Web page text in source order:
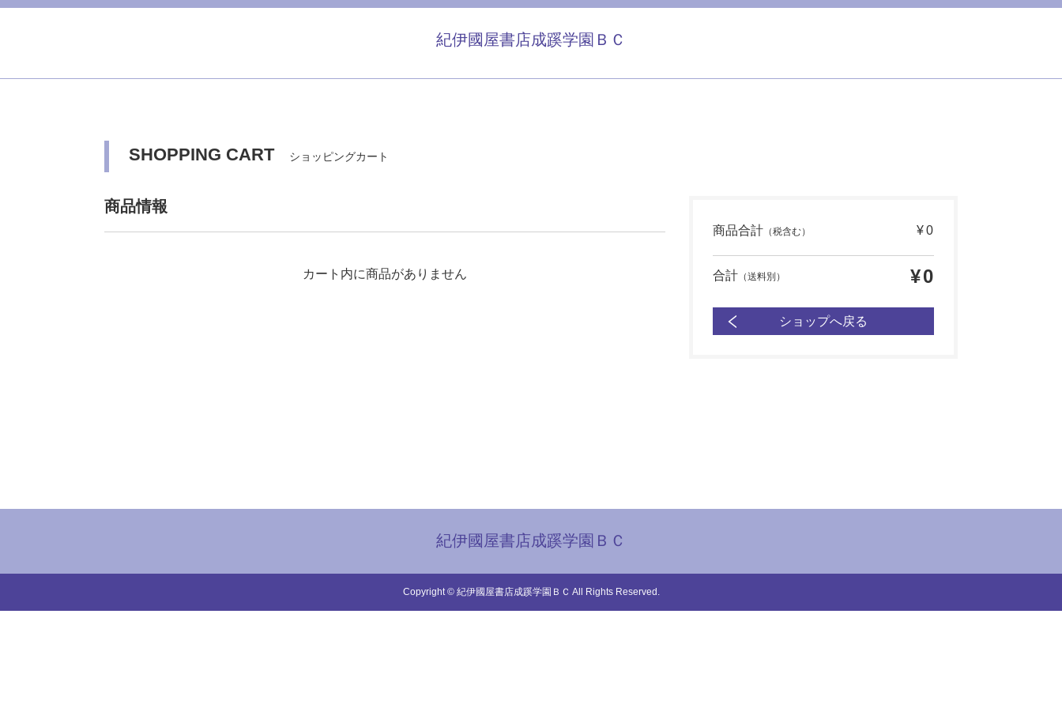
紀伊國屋書店成蹊学園ＢＣ
SHOPPING CART ショッピングカート
商品情報
カート内に商品がありません
商品合計 （税含む） ¥0
合計 （送料別） ¥0
ショップへ戻る
紀伊國屋書店成蹊学園ＢＣ
Copyright © 紀伊國屋書店成蹊学園ＢＣ All Rights Reserved.